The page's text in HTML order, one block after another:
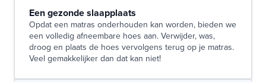
Een gezonde slaapplaats
Opdat een matras onderhouden kan worden, bieden we
een volledig afneembare hoes aan. Verwijder, was,
droog en plaats de hoes vervolgens terug op je matras.
Veel gemakkelijker dan dat kan niet!